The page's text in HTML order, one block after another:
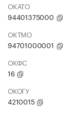
ОКАТО
94401375000
ОКТМО
94701000001
ОКФС
16
ОКОГУ
4210015